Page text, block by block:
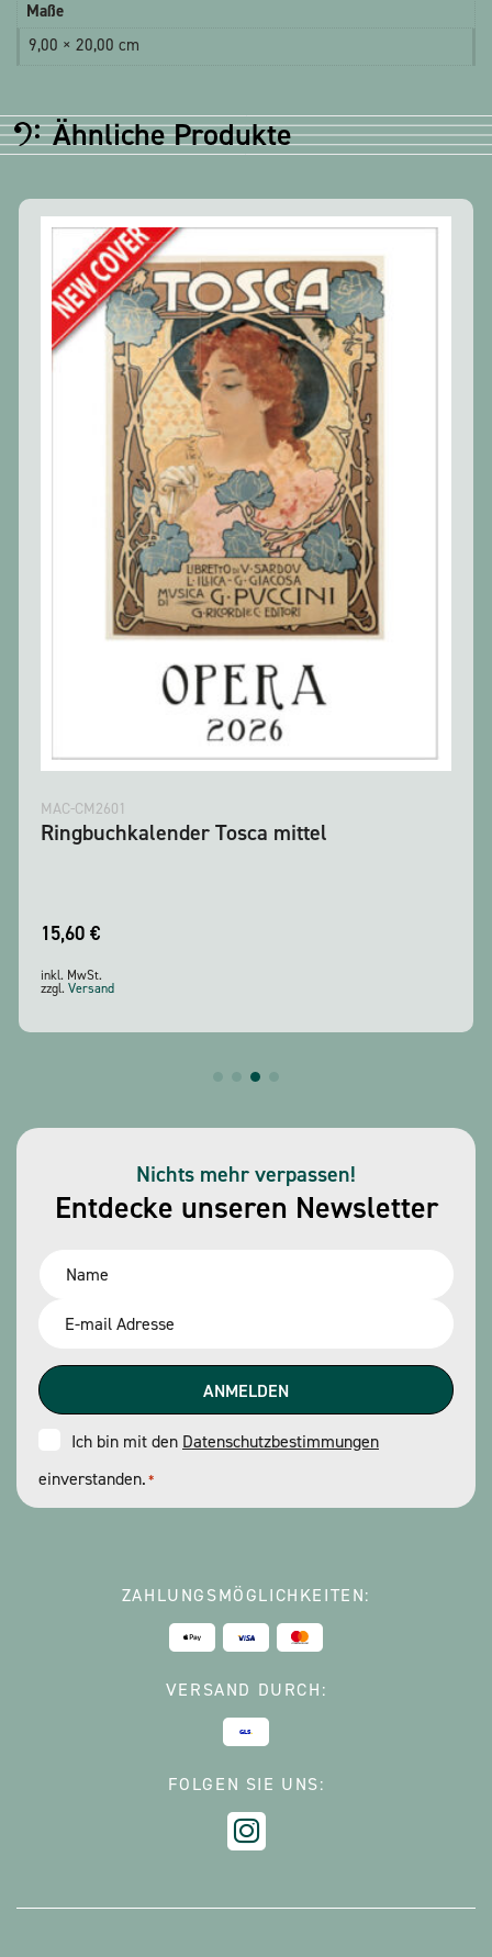
Maße
9,00 × 20,00 cm
Ähnliche Produkte
MAC-CM2601
Ringbuchkalender Tosca mittel
15,60 €
inkl. MwSt.
zzgl. Versand
Entdecke unseren Newsletter
Nichts mehr verpassen!
Consent
*
Ich bin mit den Datenschutzbestimmungen
einverstanden.*
ZAHLUNGSMÖGLICHKEITEN:
VERSAND DURCH:
FOLGEN SIE UNS: